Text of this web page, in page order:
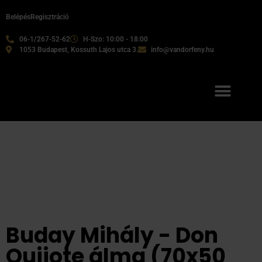
06-1/267-52-62
H-Szo: 10:00 - 18:00
1053 Budapest, Kossuth Lajos utca 3.
info@vandorfeny.hu
BelépésRegisztráció
Buday Mihály - Don